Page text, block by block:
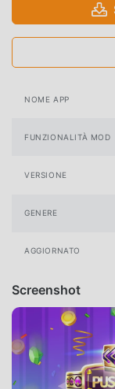
NOME APP
FUNZIONALITÀ MOD
VERSIONE
GENERE
AGGIORNATO
Screenshot